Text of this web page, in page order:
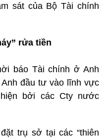
sát của Bộ Tài chính
rửa tiền
báo Tài chính ở Anh
đầu tư vào lĩnh vực
bởi các Cty nước
trụ sở tại các “thiên